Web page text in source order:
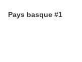
Pays basque #1